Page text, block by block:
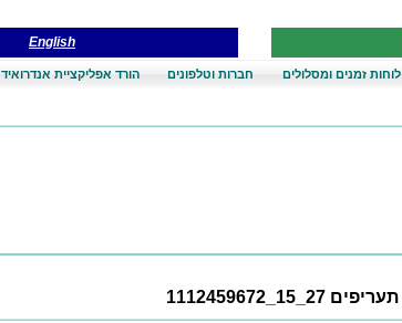
English
לוחות זמנים ומסלולים חברות וטלפונים הורד אפליקציית אנדרואיד
תעריפים 27_15_1112459672